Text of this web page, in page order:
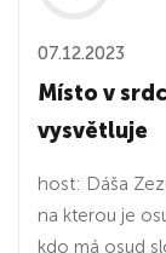
07.12.2023
Místo v
vysvětluje
host: Dáša
na kterou je
kdo má osud